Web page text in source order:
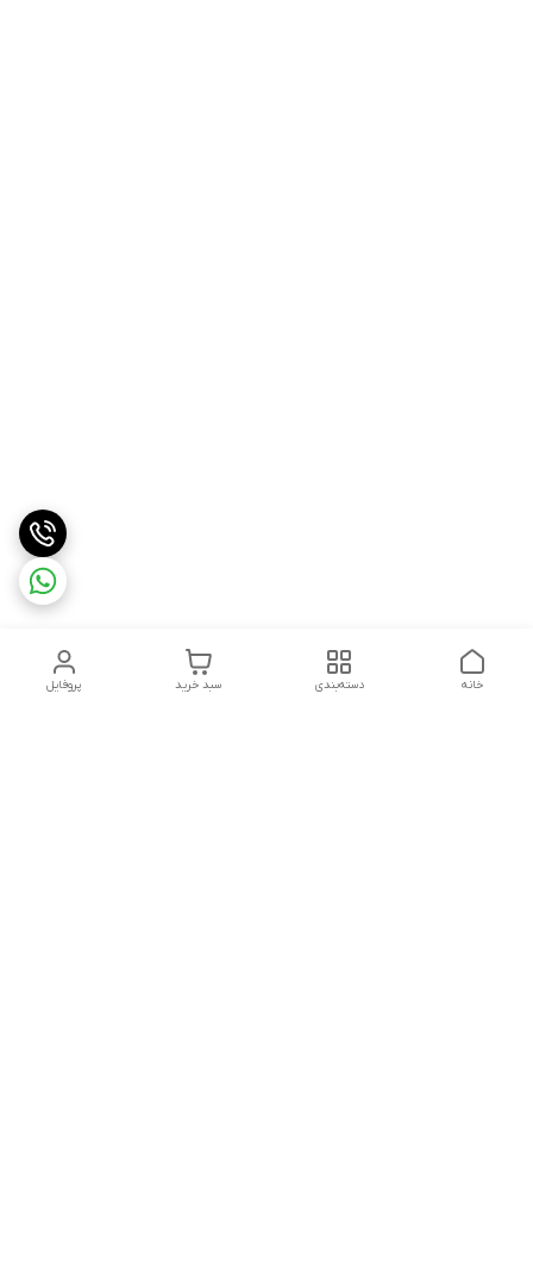
پروفایل سبد خرید دسته‌بندی خانه